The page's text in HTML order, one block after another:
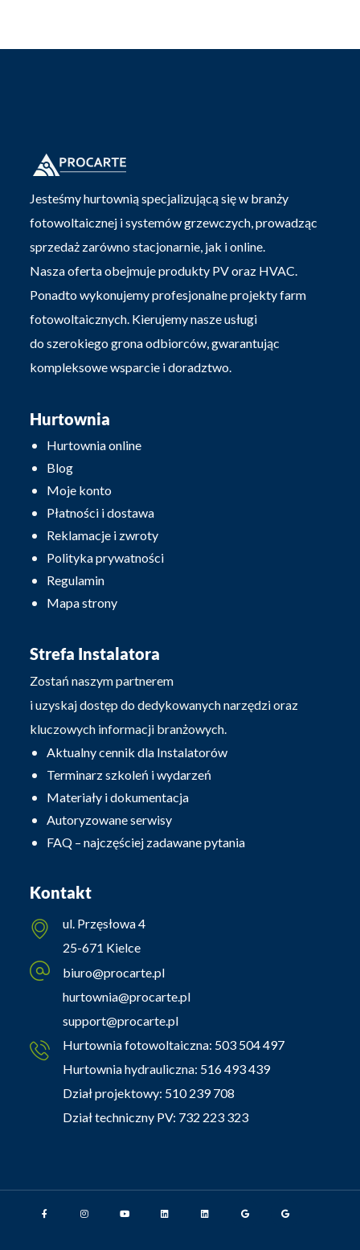
Jesteśmy hurtownią specjalizującą się w branży
fotowoltaicznej i systemów grzewczych, prowadząc
sprzedaż zarówno stacjonarnie, jak i online.
Nasza oferta obejmuje produkty PV oraz HVAC.
Ponadto wykonujemy profesjonalne projekty farm
fotowoltaicznych. Kierujemy nasze usługi
do szerokiego grona odbiorców, gwarantując
kompleksowe wsparcie i doradztwo.
Hurtownia
Hurtownia online
Blog
Moje konto
Płatności i dostawa
Reklamacje i zwroty
Polityka prywatności
Regulamin
Mapa strony
Strefa Instalatora
Zostań naszym partnerem
i uzyskaj dostęp do dedykowanych narzędzi oraz
kluczowych informacji branżowych.
Aktualny cennik dla Instalatorów
Terminarz szkoleń i wydarzeń
Materiały i dokumentacja
Autoryzowane serwisy
FAQ – najczęściej zadawane pytania
Kontakt
ul. Przęsłowa 4
25-671 Kielce
biuro@procarte.pl
hurtownia@procarte.pl
support@procarte.pl
Hurtownia fotowoltaiczna: 503 504 497
Hurtownia hydrauliczna: 516 493 439
Dział projektowy: 510 239 708
Dział techniczny PV: 732 223 323